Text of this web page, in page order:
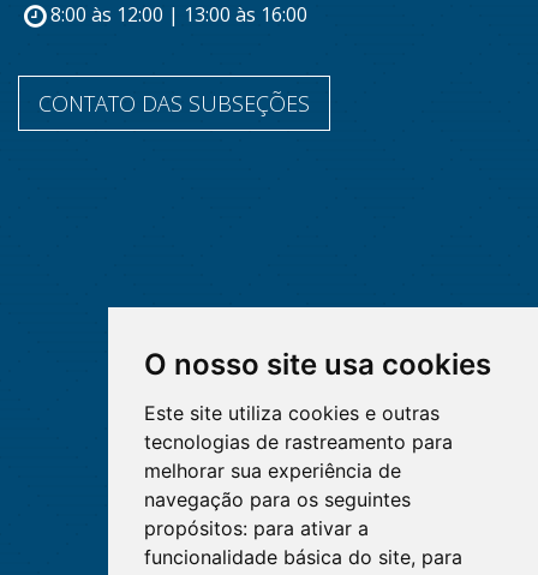
O nosso site usa cookies
Este site utiliza cookies e outras
tecnologias de rastreamento para
melhorar sua experiência de
navegação para os seguintes
propósitos: para ativar a
funcionalidade básica do site, para
8:00 às 12:00 | 13:00 às 16:00
CONTATO DAS SUBSEÇÕES